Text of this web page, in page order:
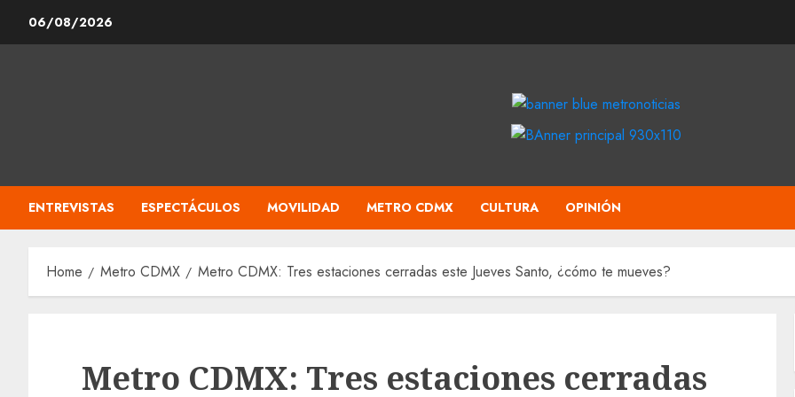
06/08/2026
ENTREVISTAS ESPECTÁCULOS MOVILIDAD METRO CDMX CULTURA OPINIÓN
Home Metro CDMX Metro CDMX: Tres estaciones cerradas este Jueves Santo, ¿cómo te mueves?
Metro CDMX: Tres estaciones cerradas